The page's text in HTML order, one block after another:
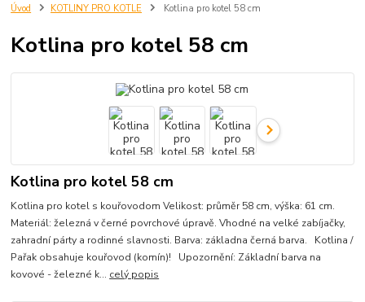
Úvod KOTLINY PRO KOTLE Kotlina pro kotel 58 cm
Kotlina pro kotel 58 cm
Kotlina pro kotel 58 cm
Kotlina pro kotel s kouřovodom Velikost: průměr 58 cm, výška: 61 cm.
Materiál: železná v černé povrchové úpravě. Vhodné na velké zabíjačky,
zahradní párty a rodinné slavnosti. Barva: základna černá barva. Kotlina /
Pařak obsahuje kouřovod (komín)! Upozornění: Základní barva na
kovové - železné k... celý popis